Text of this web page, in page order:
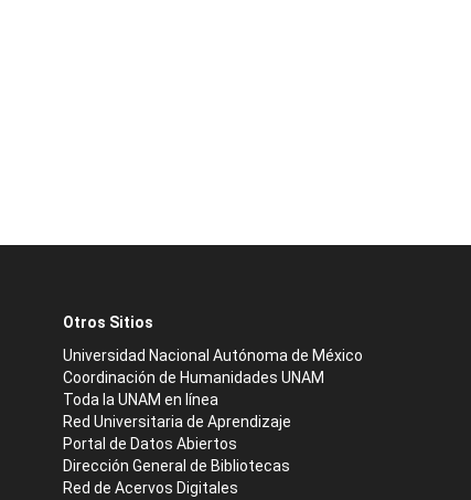
Otros Sitios
Universidad Nacional Autónoma de México
Coordinación de Humanidades UNAM
Toda la UNAM en línea
Red Universitaria de Aprendizaje
Portal de Datos Abiertos
Dirección General de Bibliotecas
Red de Acervos Digitales